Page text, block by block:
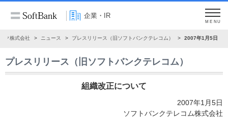
企業・IR
MENU
ク株式会社 ニュース プレスリリース（旧ソフトバンクテレコム） 2007年1月5日
プレスリリース（旧ソフトバンクテレコム）
組織改正について
2007年1月5日
ソフトバンクテレコム株式会社